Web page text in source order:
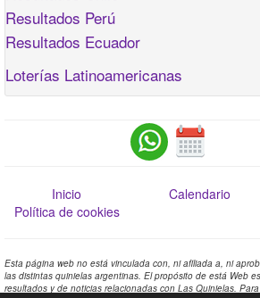
Resultados Perú
Resultados Ecuador
Loterías Latinoamericanas
Inicio Calendario
Política de cookies
Esta página web no está vinculada con, ni afiliada a, ni
las distintas quinielas argentinas. El propósito de está Web
resultados y de noticias relacionadas con Las Quinielas.